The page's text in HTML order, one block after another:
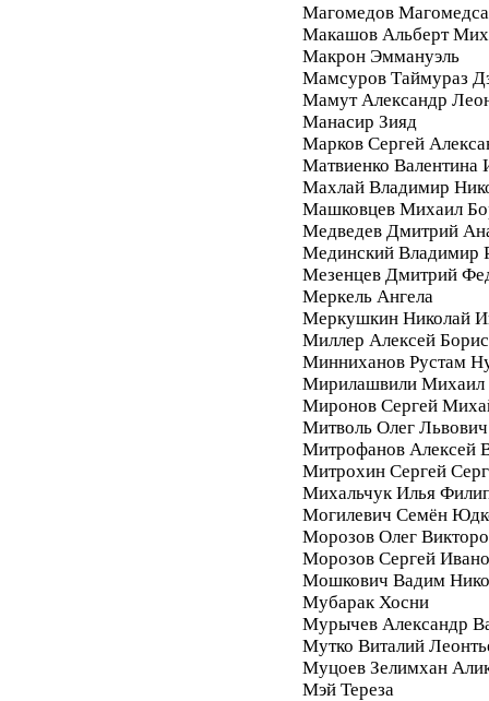
Магомедов
Макашов Альберт
Макрон Эммануэль
Мамсуров Таймураз
Мамут Александр
Манасир Зияд
Марков Сергей
Матвиенко Валентина
Махлай Владимир
Машковцев Михаил
Медведев Дмитрий
Мединский Владимир
Мезенцев Дмитрий
Меркель Ангела
Меркушкин Николай
Миллер Алексей
Минниханов Рустам
Мирилашвили Михаил
Миронов Сергей
Митволь Олег Львович
Митрофанов Алексей
Митрохин Сергей
Михальчук Илья
Могилевич Семён
Морозов Олег
Морозов Сергей
Мошкович Вадим
Мубарак Хосни
Мурычев Александр
Мутко Виталий
Муцоев Зелимхан
Мэй Тереза